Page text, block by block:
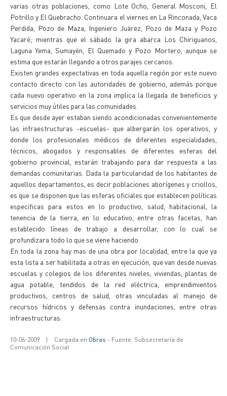
varias otras poblaciones, como Lote Ocho, General Mosconi, El
Potrillo y El Quebracho. Continuara el viernes en La Rinconada, Vaca
Perdida, Pozo de Maza, Ingeniero Juárez, Pozo de Maza y Pozo
Yacaré; mientras que el sábado la gira abarca Los Chiriguanos,
Laguna Yema, Sumayén, El Quemado y Pozo Mortero, aunque se
estima que estarán llegando a otros parajes cercanos.
Existen grandes expectativas en toda aquella región por este nuevo
contacto directo con las autoridades de gobierno, además porque
cada nuevo operativo en la zona implica la llegada de beneficios y
servicios muy útiles para las comunidades.
Es que desde ayer estaban siendo acondicionadas convenientemente
las infraestructuras -escuelas- que albergarán los operativos, y
donde los profesionales médicos de diferentes especialidades,
técnicos, abogados y responsables de diferentes esferas del
gobierno provincial, estarán trabajando para dar respuesta a las
demandas comunitarias. Dada la particularidad de los habitantes de
aquellos departamentos, es decir poblaciones aborígenes y criollos,
es que se disponen que las esferas oficiales que establecen políticas
especificas para estos en lo productivo, salud, habitacional, la
tenencia de la tierra, en lo educativo, entre otras facetas, han
establecido líneas de trabajo a desarrollar, con lo cual se
profundizara todo lo que se viene haciendo.
En toda la zona hay mas de una obra por localidad, entre la que ya
esta lista a ser habilitada a otras en ejecución, que van desde nuevas
escuelas y colegios de los diferentes niveles, viviendas, plantas de
agua potable, tendidos de la red eléctrica, emprendimientos
productivos, centros de salud, otras vinculadas al manejo de
recursos hídricos y defensas contra inundaciones, entre otras
infraestructuras.
10-06-2009 | Cargada en Obras - Fuente: Subsecretaría de
Comunicación Social